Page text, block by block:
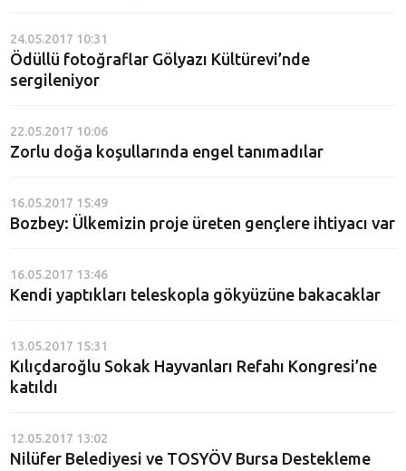
24.05.2017 10:31
Ödüllü fotoğraflar Gölyazı Kültürevi’nde
sergileniyor
22.05.2017 10:06
Zorlu doğa koşullarında engel tanımadılar
16.05.2017 15:49
Bozbey: Ülkemizin proje üreten gençlere ihtiyacı var
16.05.2017 13:46
Kendi yaptıkları teleskopla gökyüzüne bakacaklar
13.05.2017 15:31
Kılıçdaroğlu Sokak Hayvanları Refahı Kongresi’ne
katıldı
12.05.2017 13:02
Nilüfer Belediyesi ve TOSYÖV Bursa Destekleme